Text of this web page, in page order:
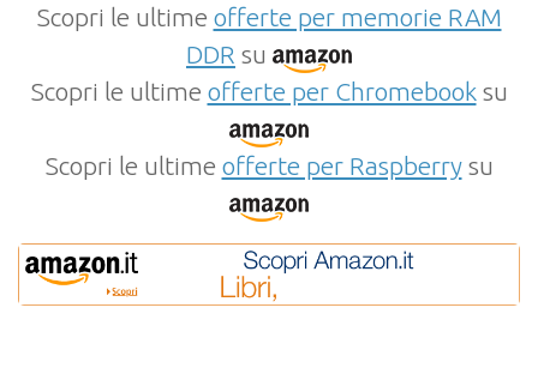
Scopri le ultime offerte per memorie RAM
DDR su
Scopri le ultime offerte per Chromebooksu
Scopri le ultime offerte per Raspberrysu